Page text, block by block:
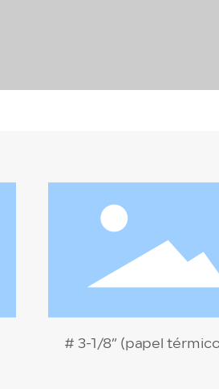
# 3-1/8” (papel